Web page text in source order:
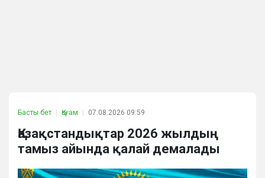
Басты бет Қоғам 07.08.2026 09:59
Қазақстандықтар 2026 жылдың
тамыз айында қалай демалады